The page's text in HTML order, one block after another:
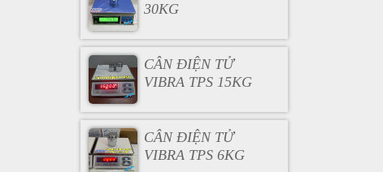
30KG
CÂN ĐIỆN TỬ
VIBRA TPS 15KG
CÂN ĐIỆN TỬ
VIBRA TPS 6KG